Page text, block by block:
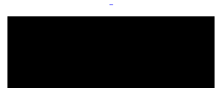
–